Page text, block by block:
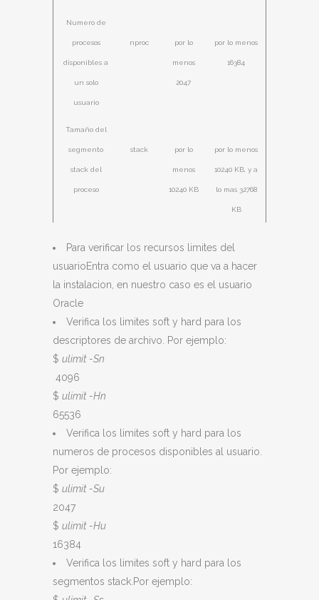
Numero de
procesos
disponibles a
un solo
usuario
nproc por lo
menos
2047
por lo menos
16384
Tamaño del
segmento
stack del
proceso
stack por lo
menos
10240 KB
por lo menos
10240 KB, y a
lo mas 32768
KB
Para verificar los recursos limites del
usuarioEntra como el usuario que va a hacer
la instalacion, en nuestro caso es el usuario
Oracle
Verifica los limites soft y hard para los
descriptores de archivo. Por ejemplo:
$ ulimit -Sn
4096
$ ulimit -Hn
65536
Verifica los limites soft y hard para los
numeros de procesos disponibles al usuario.
Por ejemplo:
$ ulimit -Su
2047
$ ulimit -Hu
16384
Verifica los limites soft y hard para los
segmentos stack.Por ejemplo: